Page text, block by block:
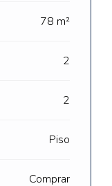
78 m²
2
2
Piso
Comprar